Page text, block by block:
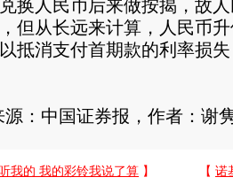
换人民币后来做按揭，故
但从长远来计算，人民币
抵消支付首期款的利率损
中国证券报，作者：谢